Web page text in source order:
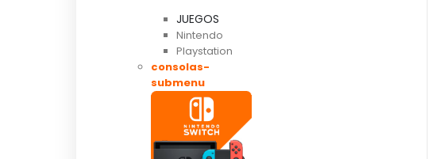
JUEGOS
Nintendo
Playstation
consolas-
submenu